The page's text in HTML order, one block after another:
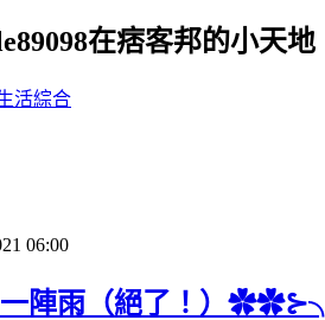
在痞客邦的小天地
活綜合
06:00
一陣雨（絕了！）✿✿⊱╮